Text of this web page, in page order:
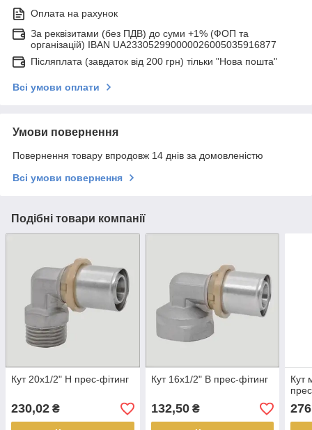
Оплата на рахунок
За реквізитами (без ПДВ) до суми +1% (ФОП та
організацій) IBAN UA233052990000026005035916877
Післяплата (завдаток від 200 грн) тільки "Нова пошта"
Всі умови оплати
Умови повернення
Повернення товару впродовж 14 днів за домовленістю
Всі умови повернення
Подібні товари компанії
Кут 20х1/2" Н прес-фітинг
230,02 ₴
Кут 16х1/2" В прес-фітинг
132,50₴
Кут